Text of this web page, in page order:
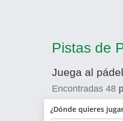
Pistas de
Juega al
Encontradas 48
¿Dónde quieres